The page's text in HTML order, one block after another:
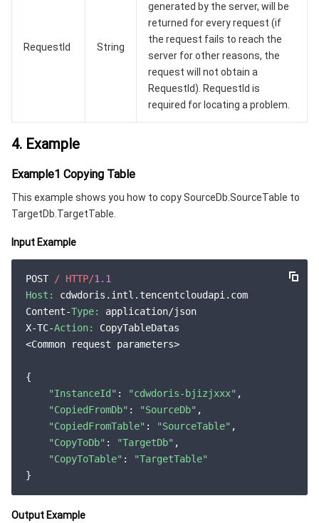
RequestId String
generated by the server, will be
returned for every request (if
the request fails to reach the
server for other reasons, the
request will not obtain a
RequestId). RequestId is
required for locating a problem.
4. Example
Example1 Copying Table
This example shows you how to copy SourceDb.SourceTable to
TargetDb.TargetTable.
Input Example
POST / HTTP/1.1
Host:
cdwdoris.intl.tencentcloudapi.com
Content-Type:
application/json
X-TC-Action:
CopyTableDatas
<Common request parameters>
{
"InstanceId" : "cdwdoris-bjizjxxx" ,
"CopiedFromDb" : "SourceDb" ,
"CopiedFromTable" : "SourceTable" ,
"CopyToDb" : "TargetDb" ,
"CopyToTable" :
"TargetTable"
Output Example